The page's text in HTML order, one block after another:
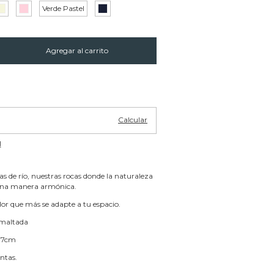
Verde Pastel
Calcular
de río, nuestras rocas donde la naturaleza
manera armónica.
que más se adapte a tu espacio.